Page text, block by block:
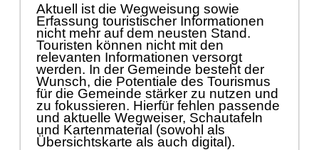
Aktuell ist die Wegweisung sowie
Erfassung touristischer Informationen
nicht mehr auf dem neusten Stand.
Touristen können nicht mit den
relevanten Informationen versorgt
werden. In der Gemeinde besteht der
Wunsch, die Potentiale des Tourismus
für die Gemeinde stärker zu nutzen und
zu fokussieren. Hierfür fehlen passende
und aktuelle Wegweiser, Schautafeln
und Kartenmaterial (sowohl als
Übersichtskarte als auch digital).